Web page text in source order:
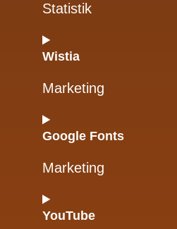
Statistik
Wistia
Marketing
Google Fonts
Marketing
YouTube